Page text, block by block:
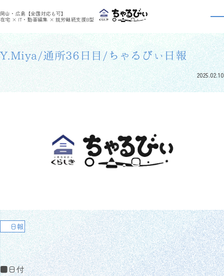
岡山・広島【全国対応も可】
在宅 × IT・動画編集 × 就労継続支援B型
利用者さんの日報 >
利用者さんの日報
Y.Miya/通所36日目/ちゃるびぃ日報
2025.02.10
日報
■日付